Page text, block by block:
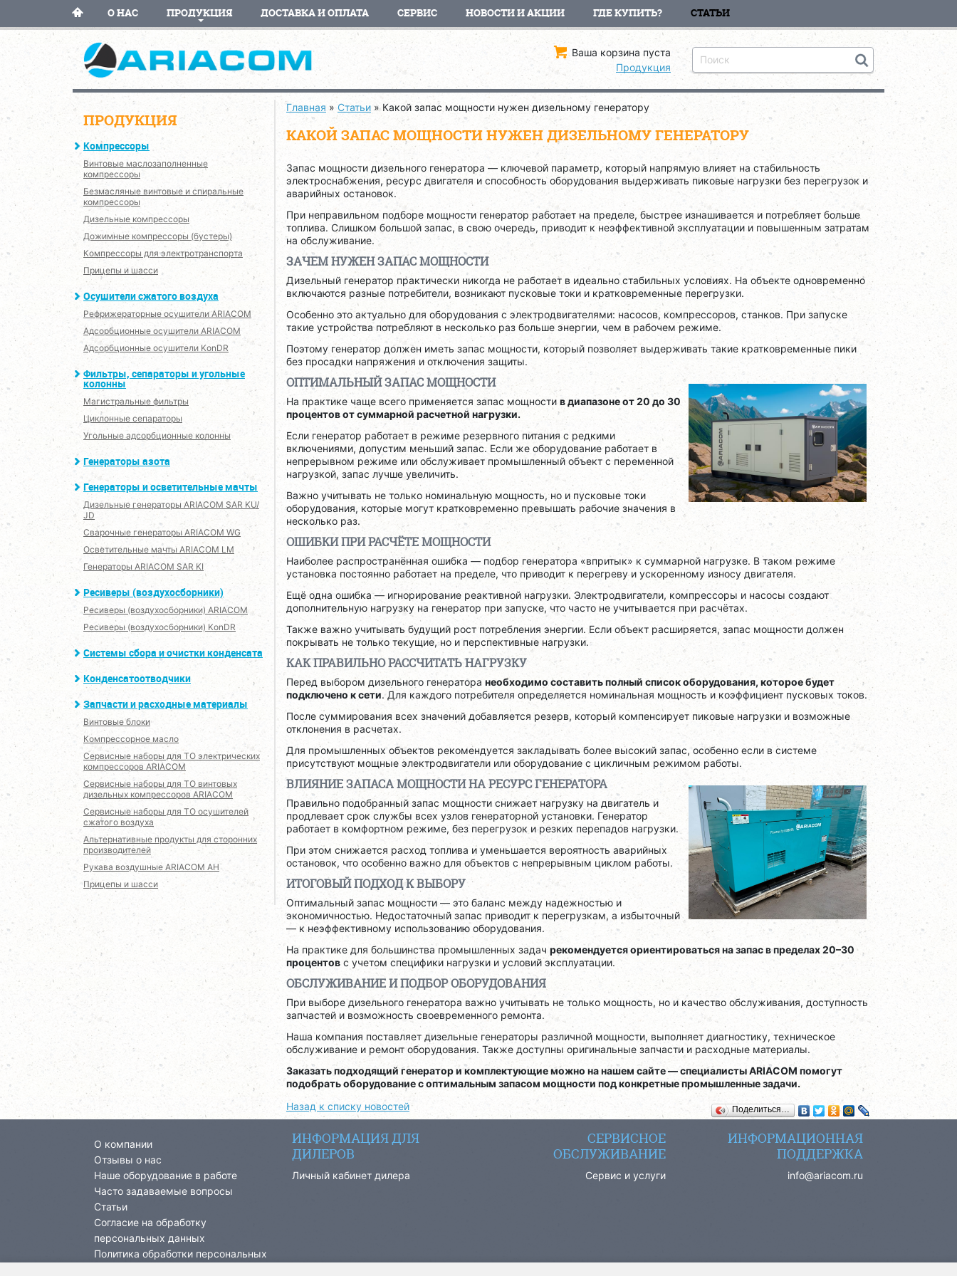
О НАС ПРОДУКЦИЯ ДОСТАВКА И ОПЛАТА СЕРВИС НОВОСТИ И АКЦИИ ГДЕ КУПИТЬ? СТАТЬИ
Ваша корзина пуста
Продукция
ПРОДУКЦИЯ
Компрессоры
Винтовые маслозаполненные
компрессоры
Безмасляные винтовые и спиральные
компрессоры
Дизельные компрессоры
Дожимные компрессоры (бустеры)
Компрессоры для электротранспорта
Прицепы и шасси
Осушители сжатого воздуха
Рефрижераторные осушители ARIACOM
Адсорбционные осушители ARIACOM
Адсорбционные осушители KonDR
Фильтры, сепараторы и угольные
колонны
Магистральные фильтры
Циклонные сепараторы
Угольные адсорбционные колонны
Генераторы азота
Генераторы и осветительные мачты
Дизельные генераторы ARIACOM SAR KU/
JD
Сварочные генераторы ARIACOM WG
Осветительные мачты ARIACOM LM
Генераторы ARIACOM SAR KI
Ресиверы (воздухосборники)
Ресиверы (воздухосборники) ARIACOM
Ресиверы (воздухосборники) KonDR
Системы сбора и очистки конденсата
Конденсатоотводчики
Запчасти и расходные материалы
Винтовые блоки
Компрессорное масло
Сервисные наборы для ТО электрических
компрессоров ARIACOM
Сервисные наборы для ТО винтовых
дизельных компрессоров ARIACOM
Сервисные наборы для ТО осушителей
сжатого воздуха
Альтернативные продукты для сторонних
производителей
Рукава воздушные ARIACOM AH
Прицепы и шасси
Главная » Статьи » Какой запас мощности нужен дизельному генератору
КАКОЙ ЗАПАС МОЩНОСТИ НУЖЕН ДИЗЕЛЬНОМУ ГЕНЕРАТОРУ
Запас мощности дизельного генератора — ключевой параметр, который напрямую влияет на стабильность
электроснабжения, ресурс двигателя и способность оборудования выдерживать пиковые нагрузки без перегрузок и
аварийных остановок.
При неправильном подборе мощности генератор работает на пределе, быстрее изнашивается и потребляет больше
топлива. Слишком большой запас, в свою очередь, приводит к неэффективной эксплуатации и повышенным затратам
на обслуживание.
ЗАЧЕМ НУЖЕН ЗАПАС МОЩНОСТИ
Дизельный генератор практически никогда не работает в идеально стабильных условиях. На объекте одновременно
включаются разные потребители, возникают пусковые токи и кратковременные перегрузки.
Особенно это актуально для оборудования с электродвигателями: насосов, компрессоров, станков. При запуске
такие устройства потребляют в несколько раз больше энергии, чем в рабочем режиме.
Поэтому генератор должен иметь запас мощности, который позволяет выдерживать такие кратковременные пики
без просадки напряжения и отключения защиты.
ОПТИМАЛЬНЫЙ ЗАПАС МОЩНОСТИ
На практике чаще всего применяется запас мощности в диапазоне от 20 до 30
процентов от суммарной расчетной нагрузки.
Если генератор работает в режиме резервного питания с редкими
включениями, допустим меньший запас. Если же оборудование работает в
непрерывном режиме или обслуживает промышленный объект с переменной
нагрузкой, запас лучше увеличить.
Важно учитывать не только номинальную мощность, но и пусковые токи
оборудования, которые могут кратковременно превышать рабочие значения в
несколько раз.
ОШИБКИ ПРИ РАСЧЁТЕ МОЩНОСТИ
Наиболее распространённая ошибка — подбор генератора «впритык» к суммарной нагрузке. В таком режиме
установка постоянно работает на пределе, что приводит к перегреву и ускоренному износу двигателя.
Ещё одна ошибка — игнорирование реактивной нагрузки. Электродвигатели, компрессоры и насосы создают
дополнительную нагрузку на генератор при запуске, что часто не учитывается при расчётах.
Также важно учитывать будущий рост потребления энергии. Если объект расширяется, запас мощности должен
покрывать не только текущие, но и перспективные нагрузки.
КАК ПРАВИЛЬНО РАССЧИТАТЬ НАГРУЗКУ
Перед выбором дизельного генератора необходимо составить полный список оборудования, которое будет
подключено к сети. Для каждого потребителя определяется номинальная мощность и коэффициент пусковых токов.
После суммирования всех значений добавляется резерв, который компенсирует пиковые нагрузки и возможные
отклонения в расчетах.
Для промышленных объектов рекомендуется закладывать более высокий запас, особенно если в системе
присутствуют мощные электродвигатели или оборудование с цикличным режимом работы.
ВЛИЯНИЕ ЗАПАСА МОЩНОСТИ НА РЕСУРС ГЕНЕРАТОРА
Правильно подобранный запас мощности снижает нагрузку на двигатель и
продлевает срок службы всех узлов генераторной установки. Генератор
работает в комфортном режиме, без перегрузок и резких перепадов нагрузки.
При этом снижается расход топлива и уменьшается вероятность аварийных
остановок, что особенно важно для объектов с непрерывным циклом работы.
ИТОГОВЫЙ ПОДХОД К ВЫБОРУ
Оптимальный запас мощности — это баланс между надежностью и
экономичностью. Недостаточный запас приводит к перегрузкам, а избыточный
— к неэффективному использованию оборудования.
На практике для большинства промышленных задач рекомендуется ориентироваться на запас в пределах 20–30
процентов с учетом специфики нагрузки и условий эксплуатации.
ОБСЛУЖИВАНИЕ И ПОДБОР ОБОРУДОВАНИЯ
При выборе дизельного генератора важно учитывать не только мощность, но и качество обслуживания, доступность
запчастей и возможность своевременного ремонта.
Наша компания поставляет дизельные генераторы различной мощности, выполняет диагностику, техническое
обслуживание и ремонт оборудования. Также доступны оригинальные запчасти и расходные материалы.
Заказать подходящий генератор и комплектующие можно на нашем сайте — специалисты ARIACOM помогут
подобрать оборудование с оптимальным запасом мощности под конкретные промышленные задачи.
Поделиться…
Назад к списку новостей
О компании
Отзывы о нас
Наше оборудование в работе
Часто задаваемые вопросы
Статьи
Согласие на обработку
персональных данных
Политика обработки персональных
ИНФОРМАЦИЯ ДЛЯ
ДИЛЕРОВ
Личный кабинет дилера
СЕРВИСНОЕ
ОБСЛУЖИВАНИЕ
Сервис и услуги
ИНФОРМАЦИОННАЯ
ПОДДЕРЖКА
info@ariacom.ru